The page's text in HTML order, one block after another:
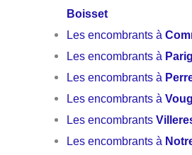
Boisset
Les encombrants à
Les encombrants à
Les encombrants à
Les encombrants à
Les encombrants
Les encombrants à